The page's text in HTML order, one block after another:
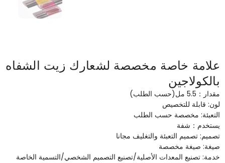
علامة خاصة مخصصة لشعارك زيت الشفاه
بالكولاجين
مقدار：5.5 مل(حسب الطلب)
لون: قابلة للتخصيص
التعبئة: مخصصة حسب الطلب
يستخدم：شفة
تصميم: تصميم التعبئة والتغليف مجانا
صيغة: صيغة مخصصة
خدمة: تصنيع المعدات الأصلية/تصنيع التصميم الشخصي/التسمية الخاصة